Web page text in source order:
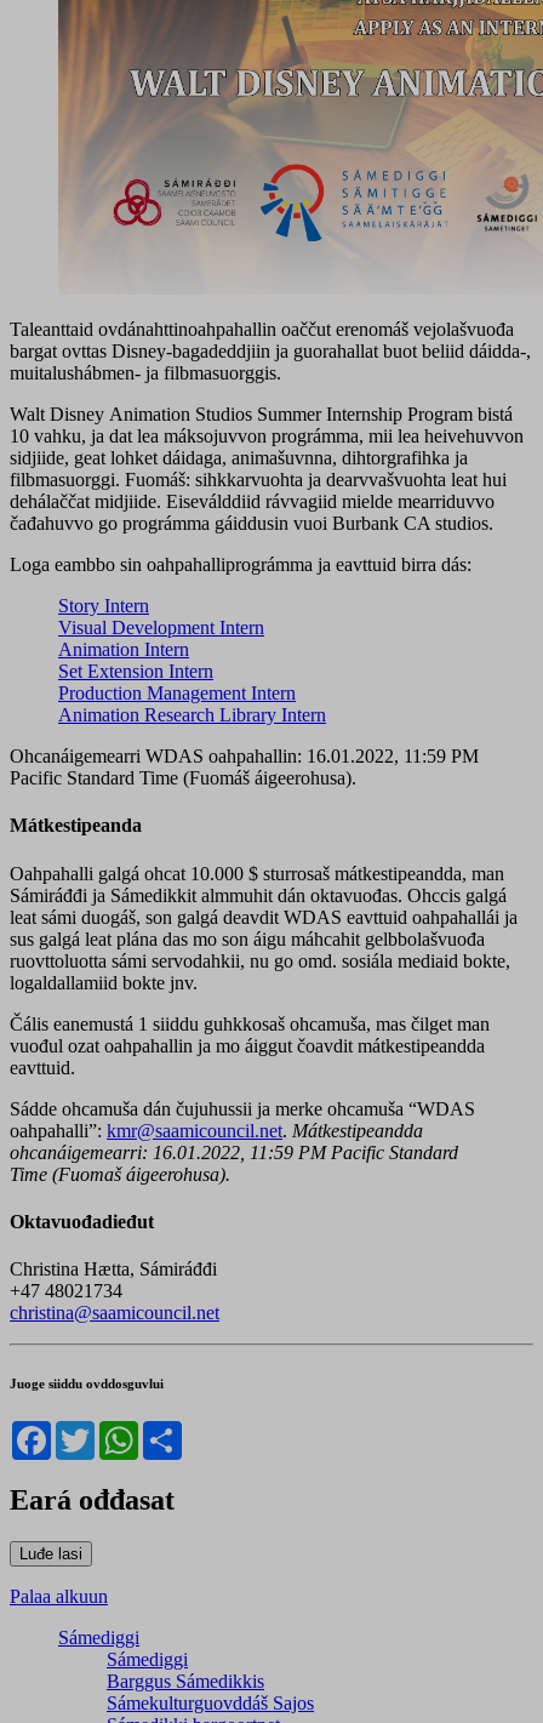
Taleanttaid ovdánahttinoahpahallin oaččut erenomáš vejolašvuođa
bargat ovttas Disney-bagadeddjiin ja guorahallat buot beliid dáidda-,
muitalushábmen- ja filbmasuorggis.
Walt Disney Animation Studios Summer Internship Program bistá
10 vahku, ja dat lea máksojuvvon prográmma, mii lea heivehuvvon
sidjiide, geat lohket dáidaga, animašuvnna, dihtorgrafihka ja
filbmasuorggi. Fuomáš: sihkkarvuohta ja dearvvašvuohta leat hui
dehálaččat midjiide. Eiseválddiid rávvagiid mielde mearriduvvo
čađahuvvo go prográmma gáiddusin vuoi Burbank CA studios.
Loga eambbo sin oahpahalliprográmma ja eavttuid birra dás:
Story Intern
Visual Development Intern
Animation Intern
Set Extension Intern
Production Management Intern
Animation Research Library Intern
Ohcanáigemearri WDAS oahpahallin: 16.01.2022, 11:59 PM
Pacific Standard Time (Fuomáš áigeerohusa).
Mátkestipeanda
Oahpahalli galgá ohcat 10.000 $ sturrosaš mátkestipeandda, man
Sámiráđđi ja Sámedikkit almmuhit dán oktavuođas. Ohccis galgá
leat sámi duogáš, son galgá deavdit WDAS eavttuid oahpahallái ja
sus galgá leat plána das mo son áigu máhcahit gelbbolašvuođa
ruovttoluotta sámi servodahkii, nu go omd. sosiála mediaid bokte,
logaldallamiid bokte jnv.
Čális eanemustá 1 siiddu guhkkosaš ohcamuša, mas čilget man
vuođul ozat oahpahallin ja mo áiggut čoavdit mátkestipeandda
eavttuid.
Sádde ohcamuša dán čujuhussii ja merke ohcamuša “WDAS
oahpahalli”: kmr@saamicouncil.net. Mátkestipeandda
ohcanáigemearri: 16.01.2022, 11:59 PM Pacific Standard
Time (Fuomaš áigeerohusa).
Oktavuođadieđut
Christina Hætta, Sámiráđđi
+47 48021734
christina@saamicouncil.net
Juoge siiddu ovddosguvlui
Facebook
TwitterWhatsApp
Eará ođđasat
Palaa alkuun
Sámediggi
Sámediggi
Barggus Sámedikkis
Sámekulturguovddáš Sajos